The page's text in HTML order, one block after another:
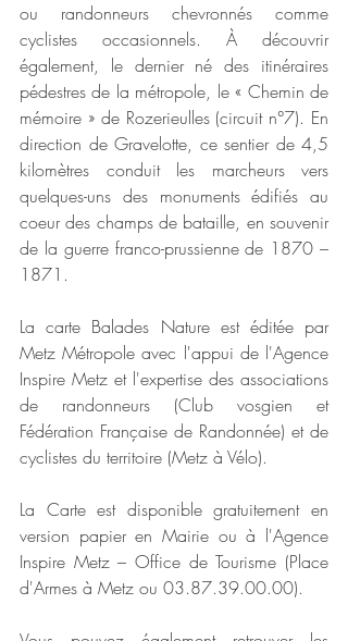
ou randonneurs chevronnés comme
cyclistes occasionnels. À découvrir
également, le dernier né des itinéraires
pédestres de la métropole, le « Chemin de
mémoire » de Rozerieulles (circuit n°7). En
direction de Gravelotte, ce sentier de 4,5
kilomètres conduit les marcheurs vers
quelques-uns des monuments édifiés au
coeur des champs de bataille, en souvenir
de la guerre franco-prussienne de 1870 –
1871.
La carte Balades Nature est éditée par
Metz Métropole avec l'appui de l'Agence
Inspire Metz et l'expertise des associations
de randonneurs (Club vosgien et
Fédération Française de Randonnée) et de
cyclistes du territoire (Metz à Vélo).
La Carte est disponible gratuitement en
version papier en Mairie ou à l'Agence
Inspire Metz – Office de Tourisme (Place
d'Armes à Metz ou 03.87.39.00.00).